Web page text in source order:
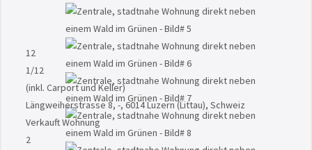
12
1/12
(inkl. Carport und Keller)
Längweiherstrasse 8, -, 6014 Luzern (Littau), Schweiz
VerkauftWohnung
2